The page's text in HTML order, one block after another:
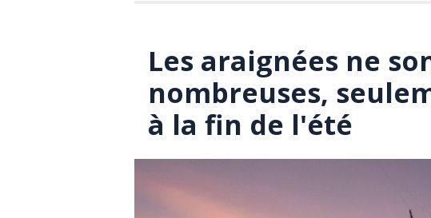
Les araignées ne
nombreuses,
à la fin de l'été